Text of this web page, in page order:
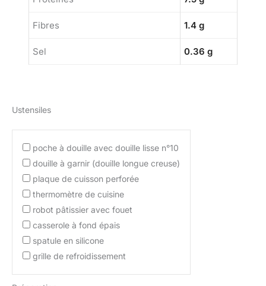
Fibres 1.4 g
Sel 0.36 g
Ustensiles
poche à douille avec douille lisse n°10
douille à garnir (douille longue creuse)
plaque de cuisson perforée
thermomètre de cuisine
robot pâtissier avec fouet
casserole à fond épais
spatule en silicone
grille de refroidissement